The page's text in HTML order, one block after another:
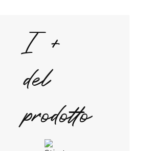
Nero
TEMPI DI CONSEGNA
I +
del
prodotto